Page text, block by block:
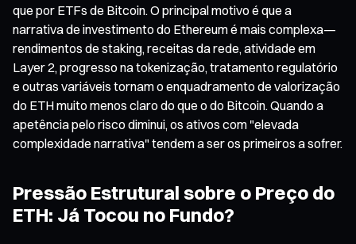
que por ETFs de Bitcoin. O principal motivo é que a
narrativa de investimento do Ethereum é mais complexa—
rendimentos de staking, receitas da rede, atividade em
Layer 2, progresso na tokenização, tratamento regulatório
e outras variáveis tornam o enquadramento de valorização
do ETH muito menos claro do que o do Bitcoin. Quando a
apetência pelo risco diminui, os ativos com "elevada
complexidade narrativa" tendem a ser os primeiros a sofrer.
Pressão Estrutural sobre o Preço do
ETH: Já Tocou no Fundo?